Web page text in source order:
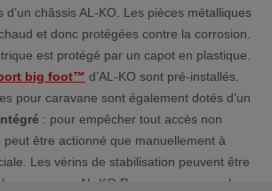
d’un châssis AL-KO. Les pièces métalliques
et donc protégées contre la corrosion.
est protégé par un capot en plastique.
big foot™ d’AL-KO sont pré-installés.
pour caravane sont également dotés d’un
: pour empêcher tout accès non
être actionné que manuellement à
Les vérins de stabilisation peuvent être
la manœuvre AL-KO Ranger, par exemple.